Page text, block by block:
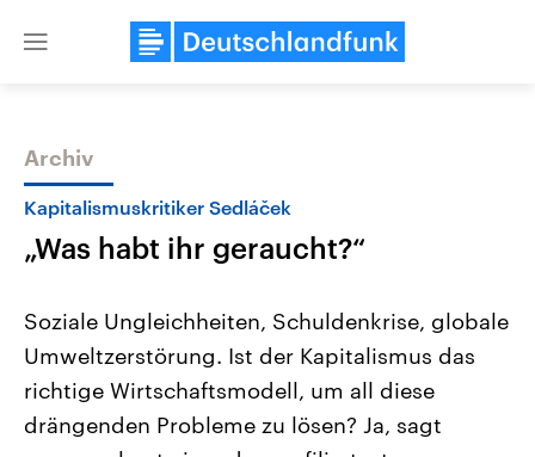
Close
Themen
Landtagswahl Sachsen-Anhalt
2026
USA
Aktuelle Beiträge,
Archiv
Kapitalismuskritiker Sedláček
„Was habt ihr geraucht?“
Soziale Ungleichheiten, Schuldenkrise, globale
Umweltzerstörung. Ist der Kapitalismus das
richtige Wirtschaftsmodell, um all diese
drängenden Probleme zu lösen? Ja, sagt